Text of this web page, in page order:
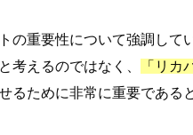
の重要性について強調して
考えるのではなく、
「リカ
るために非常に重要である